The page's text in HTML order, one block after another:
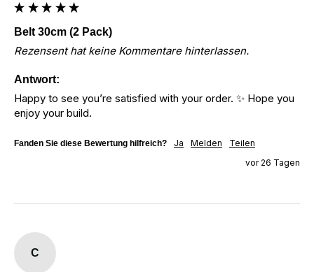
Belt 30cm (2 Pack)
Rezensent hat keine Kommentare hinterlassen.
Antwort:
Happy to see you’re satisfied with your order. ✨ Hope you
enjoy your build.
Fanden Sie diese Bewertung hilfreich? Ja Melden
Teilen
vor 26 Tagen
C